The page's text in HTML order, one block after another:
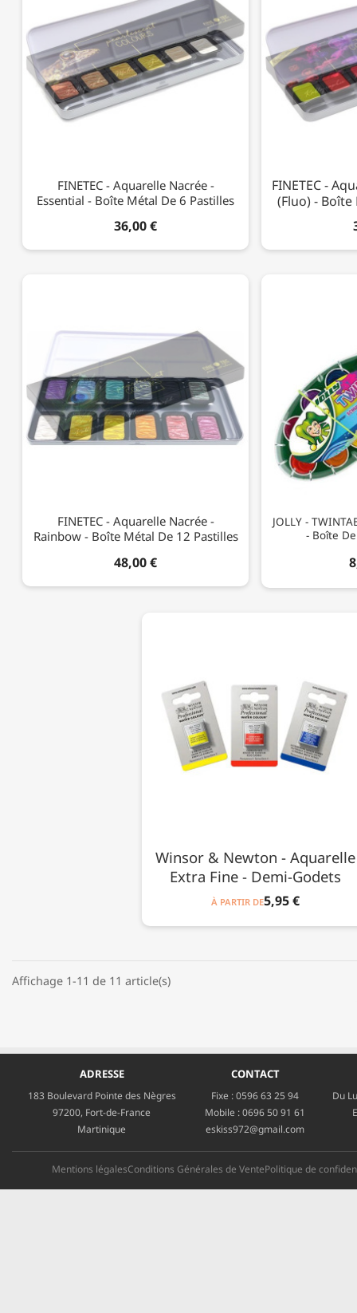
FINETEC - Aquarelle Nacrée -
Essential - Boîte Métal De 6 Pastilles
36,00 €
FINETEC -
(Fluo) -
FINETEC - Aquarelle Nacrée -
Rainbow - Boîte Métal De 12 Pastilles
48,00 €
JOLLY -
- Boîte
Winsor & Newton - Aquarelle
Extra Fine - Demi-Godets
À PARTIR DE5,95 €
Affichage 1-11 de 11 article(s)
ADRESSE
183 Boulevard Pointe des Nègres
97200, Fort-de-France
Martinique
CONTACT
Fixe :0596 63 25 94
Mobile :0696 50 91 61
eskiss972@gmail.com
Du
Mentions légalesConditions Générales de VentePolitique de